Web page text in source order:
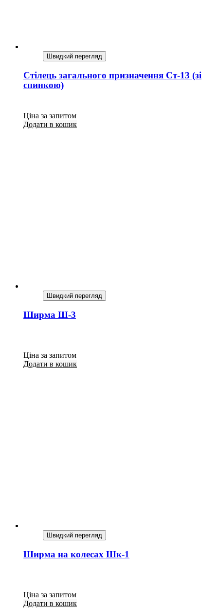
Швидкий перегляд
Стілець загального призначення Ст-13 (зі
спинкою)
Ціна за запитом
Додати в кошик
Швидкий перегляд
Ширма Ш-3
Ціна за запитом
Додати в кошик
Швидкий перегляд
Ширма на колесах Шк-1
Ціна за запитом
Додати в кошик